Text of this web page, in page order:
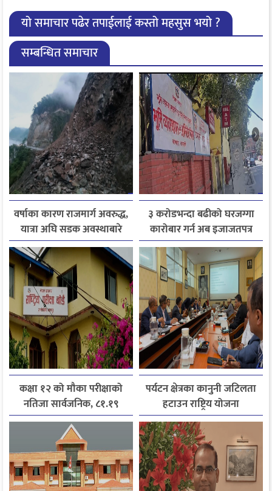
यो समाचार पढेर तपाईलाई कस्तो महसुस भयो ?
सम्बन्धित समाचार
वर्षाका कारण राजमार्ग अवरुद्ध,
यात्रा अघि सडक अवस्थाबारे
जानकारी लिन आग्रह
३ करोडभन्दा बढीको घरजग्गा
कारोबार गर्न अब इजाजतपत्र
अनिवार्य
कक्षा १२ को मौका परीक्षाको
नतिजा सार्वजनिक, ८१.१९
प्रतिशत विद्यार्थी उत्तीर्ण
पर्यटन क्षेत्रका कानुनी जटिलता
हटाउन राष्ट्रिय योजना
आयोगसमक्ष होटल संघ
बागमतीका पाँचबुँदे माग